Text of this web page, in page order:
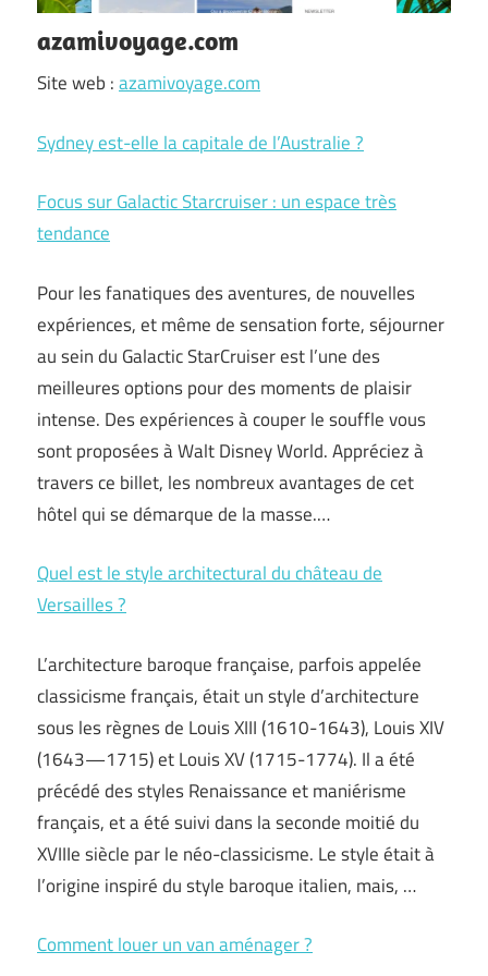
azamivoyage.com
Site web :azamivoyage.com
Sydney est-elle la capitale de l’Australie ?
Focus sur Galactic Starcruiser : un espace très
tendance
Pour les fanatiques des aventures, de nouvelles
expériences, et même de sensation forte, séjourner
au sein du Galactic StarCruiser est l’une des
meilleures options pour des moments de plaisir
intense. Des expériences à couper le souffle vous
sont proposées à Walt Disney World. Appréciez à
travers ce billet, les nombreux avantages de cet
hôtel qui se démarque de la masse.…
Quel est le style architectural du château de
Versailles ?
L’architecture baroque française, parfois appelée
classicisme français, était un style d’architecture
sous les règnes de Louis XIII (1610-1643), Louis XIV
(1643—1715) et Louis XV (1715-1774). Il a été
précédé des styles Renaissance et maniérisme
français, et a été suivi dans la seconde moitié du
XVIIIe siècle par le néo-classicisme. Le style était à
l’origine inspiré du style baroque italien, mais, …
Comment louer un van aménager ?